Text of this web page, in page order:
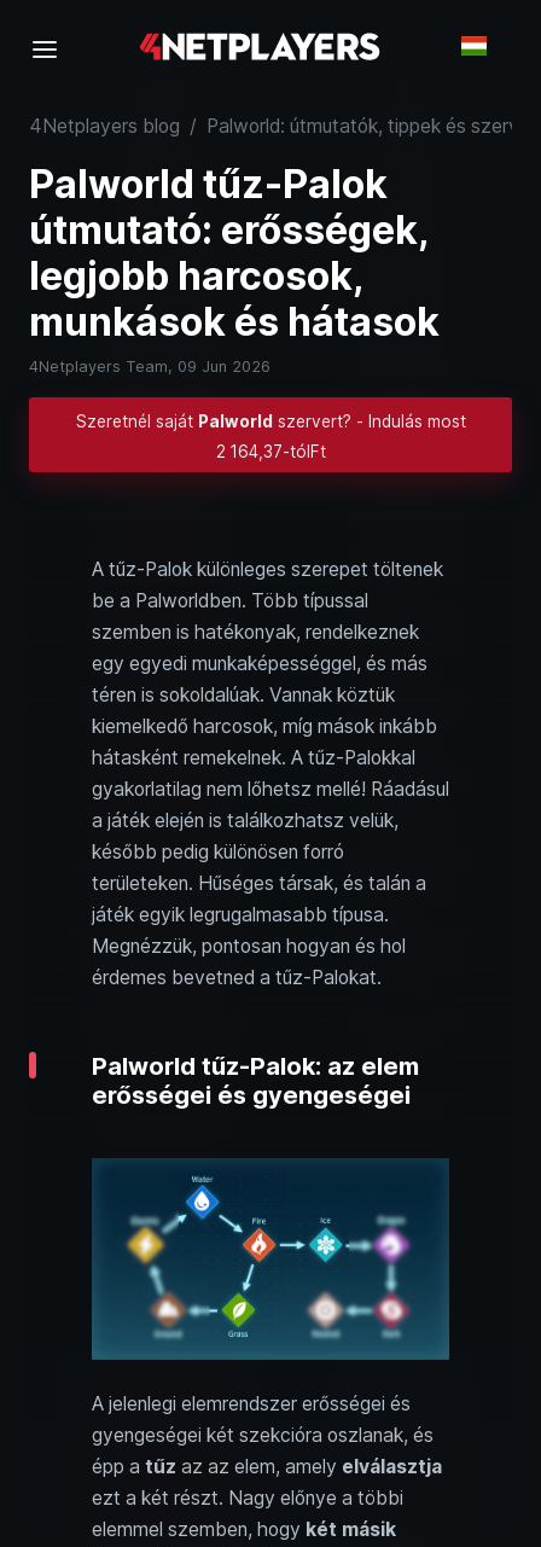
4Netplayers blog / Palworld: útmutatók, tippek és
Palworld tűz-Palok
útmutató: erősségek,
legjobb harcosok,
munkások és hátasok
4Netplayers Team, 09 Jun 2026
Szeretnél saját Palworld szervert? - Indulás most
2 164,37-tólFt
A tűz-Palok különleges szerepet töltenek
be a Palworldben. Több típussal
szemben is hatékonyak, rendelkeznek
egy egyedi munkaképességgel, és más
téren is sokoldalúak. Vannak köztük
kiemelkedő harcosok, míg mások inkább
hátasként remekelnek. A tűz-Palokkal
gyakorlatilag nem lőhetsz mellé! Ráadásul
a játék elején is találkozhatsz velük,
később pedig különösen forró
területeken. Hűséges társak, és talán a
játék egyik legrugalmasabb típusa.
Megnézzük, pontosan hogyan és hol
érdemes bevetned a tűz-Palokat.
Palworld tűz-Palok: az elem
erősségei és gyengeségei
A jelenlegi elemrendszer erősségei és
gyengeségei két szekcióra oszlanak, és
épp a tűz az az elem, amely elválasztja
ezt a két részt. Nagy előnye a többi
elemmel szemben, hogy két másik